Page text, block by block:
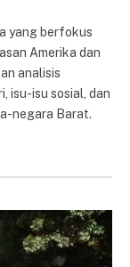
yang berfokus
Amerika dan
analisis
isu-isu sosial, dan
negara Barat.